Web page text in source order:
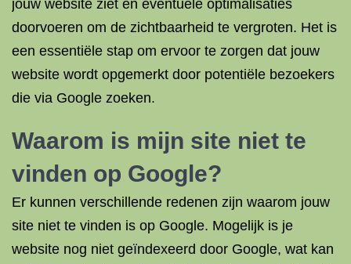
jouw website ziet en eventuele optimalisaties
doorvoeren om de zichtbaarheid te vergroten. Het is
een essentiële stap om ervoor te zorgen dat jouw
website wordt opgemerkt door potentiële bezoekers
die via Google zoeken.
Waarom is mijn site niet te
vinden op Google?
Er kunnen verschillende redenen zijn waarom jouw
site niet te vinden is op Google. Mogelijk is je
website nog niet geïndexeerd door Google, wat kan